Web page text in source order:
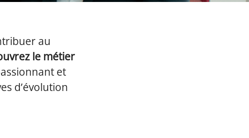
au
le métier
et
d’évolution